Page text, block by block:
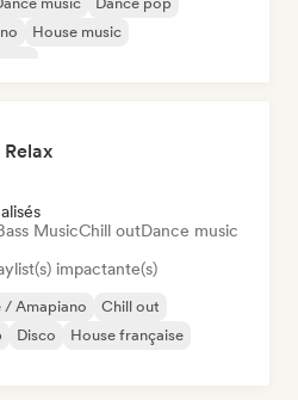
House music
MusicChill outDance music
impactante(s)
/ Amapiano
Chill out
Disco
House française